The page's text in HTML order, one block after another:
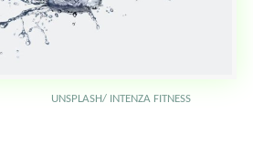
UNSPLASH/ INTENZA FITNESS